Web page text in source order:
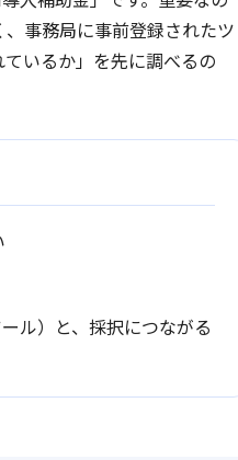
事務局に事前登録されたツ
いるか」を先に調べるの
ル）と、採択につながる